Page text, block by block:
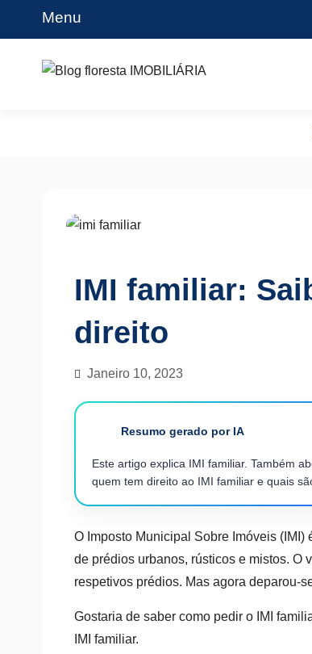
Menu
Blog floresta IMOBILIÁRIA
IMI familiar:
direito
Janeiro 10, 2023
Resumo gerado por IA
Este artigo explica IMI familiar. Também
quem tem direito ao IMI familiar e quais
O Imposto Municipal Sobre Imóveis
de prédios urbanos, rústicos e mistos. O
respetivos prédios. Mas agora deparou-
Gostaria de saber como pedir o IMI
IMI familiar.